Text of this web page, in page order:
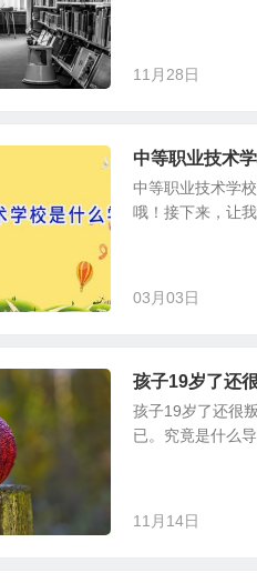
11月28日
中等职业技术
中等职业技术学
哦！接下来，让
03月03日
孩子19岁了还
孩子19岁了还很
已。究竟是什么
11月14日